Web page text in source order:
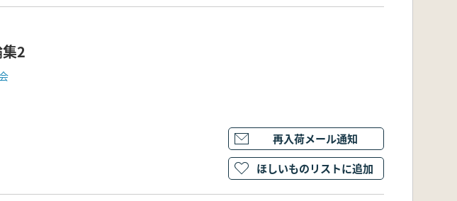
2
再入荷メール通知
ほしいものリストに追加